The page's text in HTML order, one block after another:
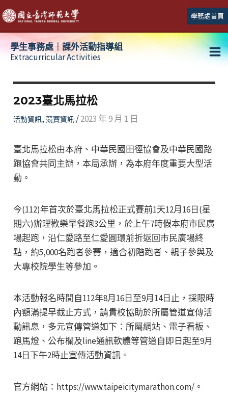
跳
至
主
學務處首頁
學生事務處┆課外活動指導組
Extracurricular Activities
2023臺北馬拉松
活動資訊, 競賽資訊/2023 年 9 月 1 日
臺北馬拉松由本府、中華民國田徑協會及中華民國路
跑協會共同主辦，本局承辦，為本府年度重要大型活
動。
今(112)年首次於臺北馬拉松正式賽前1天12月16日(星
期六)辦理歡樂早餐跑3公里，於上午7時假本府市民廣
場起跑，沿仁愛路至仁愛圓環前折返回市民廣場終
點，約5,000名跑者參賽，適合初階跑者、親子參與及
大專校院學生等參加。
本活動報名時間自112年8月16日至9月14日止，採限時
內額滿提早截止方式，請貴校協助於所屬管道宣傳活
動訊息，多元宣傳管道如下：所屬網站、電子看板、
跑馬燈、公布欄及line通訊軟體等管道自即日起至9月
14日下午2時止宣傳活動資訊。
官方網站：https://www.taipeicitymarathon.com/。